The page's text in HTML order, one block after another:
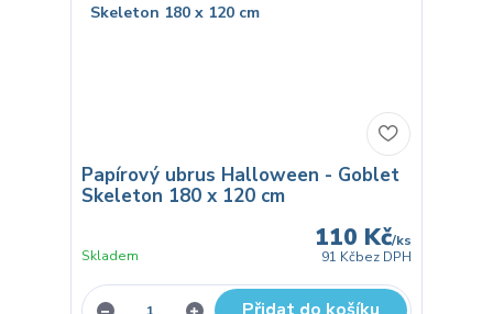
Papírový ubrus Halloween - Goblet
Skeleton 180 x 120 cm
110 Kč/ks
91 Kčbez DPH
Skladem